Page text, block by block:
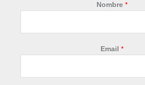
Nombre *
N
m
Email *